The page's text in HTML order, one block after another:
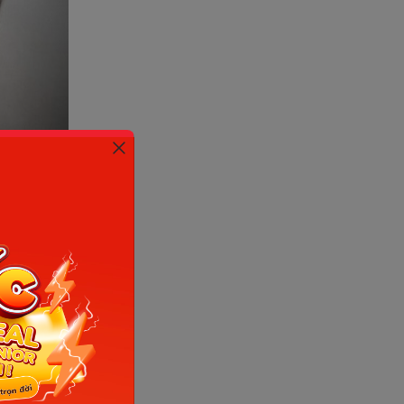
tầm
đọc
từ đầu
từ đó ở
bố mẹ